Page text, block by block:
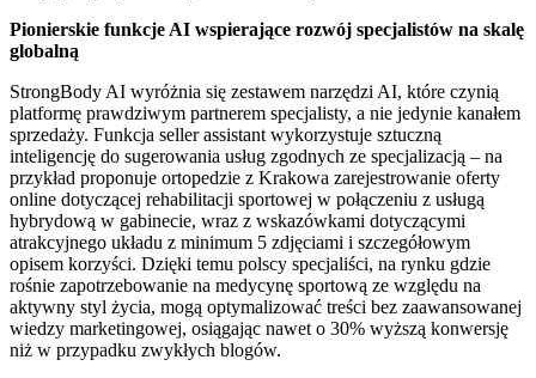
Pionierskie funkcje AI wspierające rozwój specjalistów na skalę
globalną
StrongBody AI wyróżnia się zestawem narzędzi AI, które czynią
platformę prawdziwym partnerem specjalisty, a nie jedynie kanałem
sprzedaży. Funkcja seller assistant wykorzystuje sztuczną
inteligencję do sugerowania usług zgodnych ze specjalizacją – na
przykład proponuje ortopedzie z Krakowa zarejestrowanie oferty
online dotyczącej rehabilitacji sportowej w połączeniu z usługą
hybrydową w gabinecie, wraz z wskazówkami dotyczącymi
atrakcyjnego układu z minimum 5 zdjęciami i szczegółowym
opisem korzyści. Dzięki temu polscy specjaliści, na rynku gdzie
rośnie zapotrzebowanie na medycynę sportową ze względu na
aktywny styl życia, mogą optymalizować treści bez zaawansowanej
wiedzy marketingowej, osiągając nawet o 30% wyższą konwersję
niż w przypadku zwykłych blogów.